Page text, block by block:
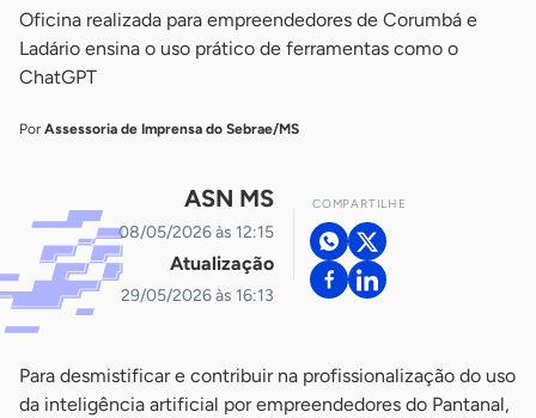
Oficina realizada para empreendedores de Corumbá e
Ladário ensina o uso prático de ferramentas como o
ChatGPT
Por Assessoria de Imprensa do Sebrae/MS
ASN MS
08/05/2026 às 12:15
Atualização
29/05/2026 às 16:13
COMPARTILHE
Para desmistificar e contribuir na profissionalização do uso
da inteligência artificial por empreendedores do Pantanal,